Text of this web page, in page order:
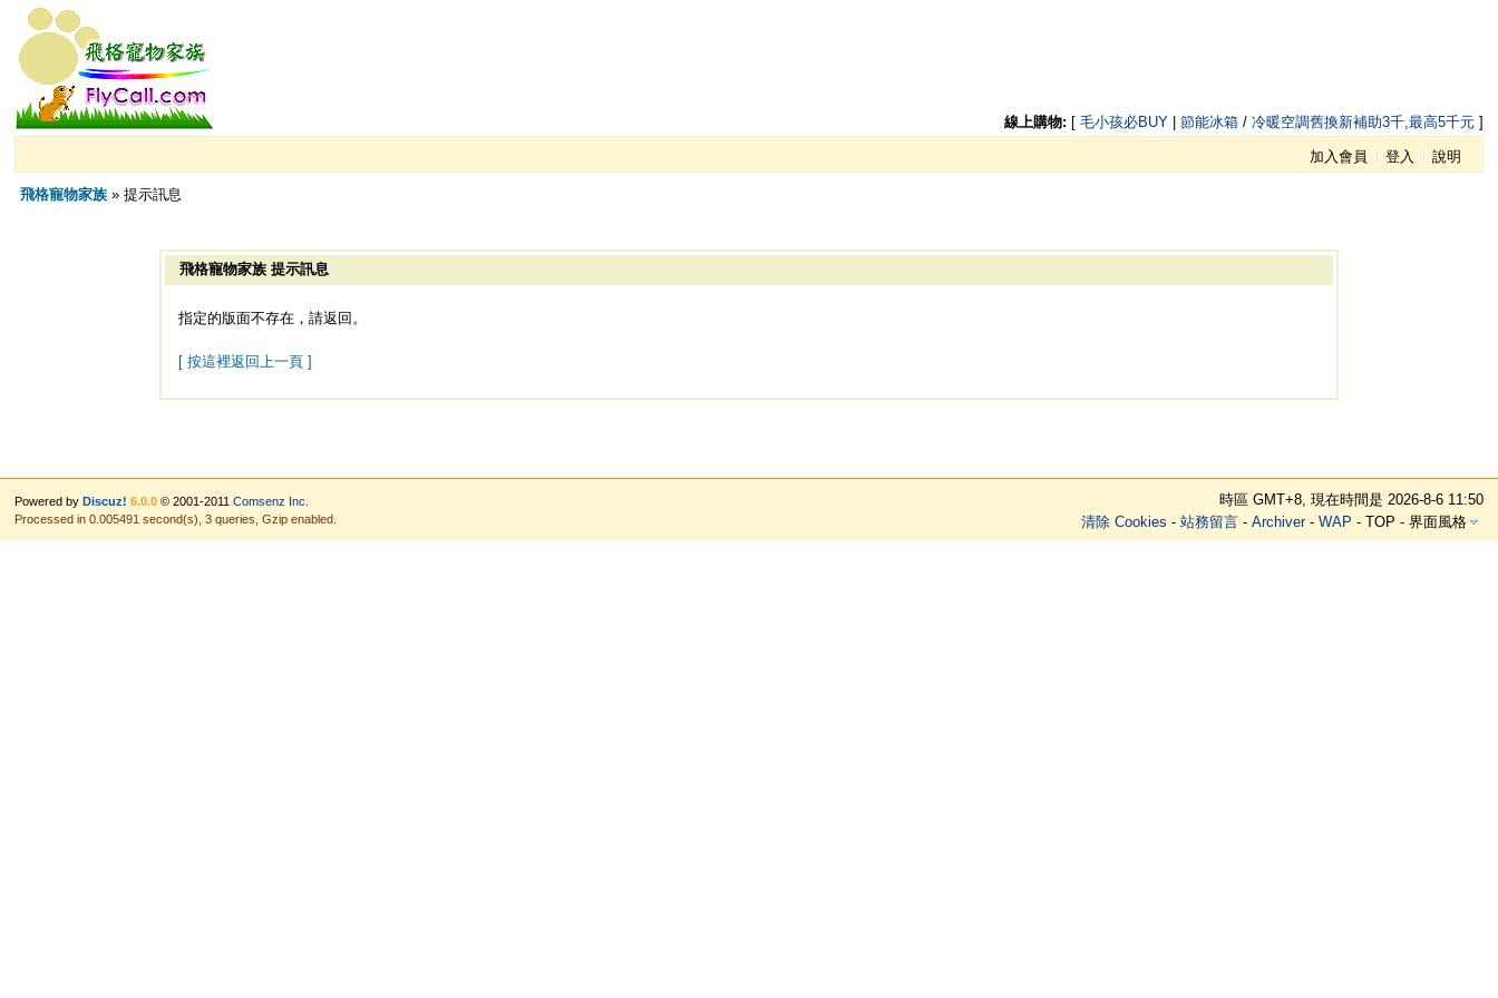
線上購物: [ 毛小孩必BUY| 節能冰箱/ 冷暖空調舊換新補助3千,最高5千元]
加入會員 登入 說明
飛格寵物家族 » 提示訊息
飛格寵物家族 提示訊息
指定的版面不存在，請返回。
[ 按這裡返回上一頁 ]
時區 GMT+8, 現在時間是 2026-8-6 11:50
清除 Cookies - 站務留言- Archiver- WAP - TOP - 界面風格
Powered byDiscuz! 6.0.0 © 2001-2011Comsenz Inc.
Processed in 0.005491 second(s), 3 queries, Gzip enabled.